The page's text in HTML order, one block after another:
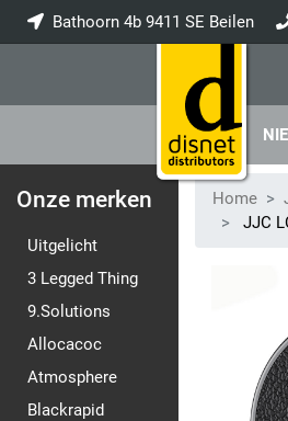
Bathoorn 4b 9411 SE Beilen
Onze merken
Uitgelicht
3 Legged Thing
9.Solutions
Allocacoc
Atmosphere
Blackrapid
Home
JJC